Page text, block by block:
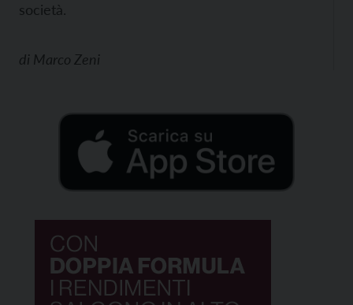
società.
di Marco Zeni